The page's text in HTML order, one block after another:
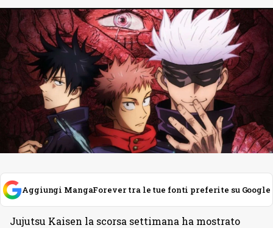
Aggiungi MangaForever tra le tue fonti preferite su Google
Jujutsu Kaisen la scorsa settimana ha mostrato